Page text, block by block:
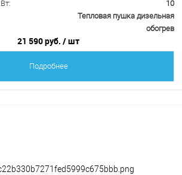
10
Тепловая пушка дизельная
обогрев
21 590 руб. / шт
Подробнее